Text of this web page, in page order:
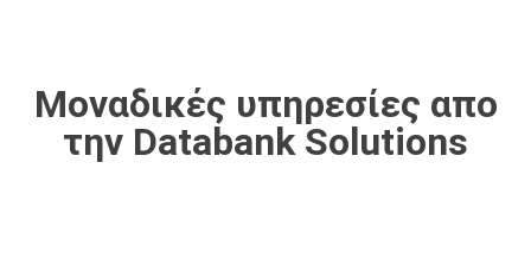
Μοναδικές υπηρεσίες απο
την Databank Solutions